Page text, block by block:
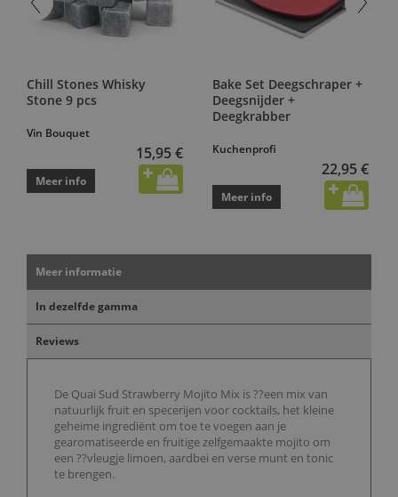
Chill Stones Whisky
Stone 9 pcs
Vin Bouquet
15,95 €
Meer info
Bake Set Deegschraper +
Deegsnijder +
Deegkrabber
Kuchenprofi
22,95 €
Meer info
Meer informatie
In dezelfde gamma
Reviews
De Quai Sud Strawberry Mojito Mix is ??een mix van
natuurlijk fruit en specerijen voor cocktails, het kleine
geheime ingrediënt om toe te voegen aan je
gearomatiseerde en fruitige zelfgemaakte mojito om
een ??vleugje limoen, aardbei en verse munt en tonic
te brengen.